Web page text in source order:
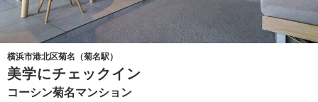
横浜市港北区菊名（菊名駅）
美学にチェックイン
コーシン菊名マンション